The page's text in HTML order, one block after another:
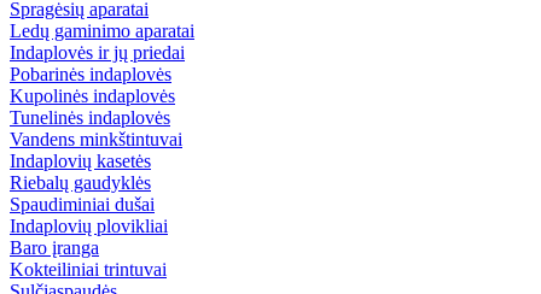
Spragėsių aparatai
Ledų gaminimo aparatai
Indaplovės ir jų priedai
Pobarinės indaplovės
Kupolinės indaplovės
Tunelinės indaplovės
Vandens minkštintuvai
Indaplovių kasetės
Riebalų gaudyklės
Spaudiminiai dušai
Indaplovių plovikliai
Baro įranga
Kokteiliniai trintuvai